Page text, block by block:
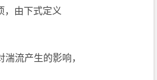
，由下式定义
流产生的影响，